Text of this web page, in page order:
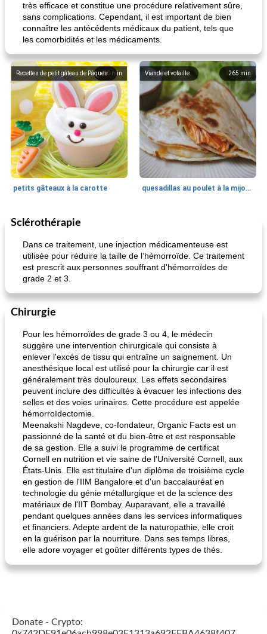
très efficace et constitue une procédure relativement sûre,
sans complications. Cependant, il est important de bien
connaître les antécédents médicaux du patient, tels que
les comorbidités et les médicaments.
80 min
Recettes de petit gâteau de Pâques
petits gâteaux à la carotte
265 min
Viande et volaille
quesadillas au poulet à la mijoteuse
frittata au poulet
Sclérothérapie
Dans ce traitement, une injection médicamenteuse est
utilisée pour réduire la taille de l’hémorroïde. Ce traitement
est prescrit aux personnes souffrant d'hémorroïdes de
grade 2 et 3.
Chirurgie
Pour les hémorroïdes de grade 3 ou 4, le médecin
suggère une intervention chirurgicale qui consiste à
enlever l'excès de tissu qui entraîne un saignement. Un
anesthésique local est utilisé pour la chirurgie car il est
généralement très douloureux. Les effets secondaires
peuvent inclure des difficultés à évacuer les infections des
selles et des voies urinaires. Cette procédure est appelée
hémorroïdectomie.
Meenakshi Nagdeve, co-fondateur, Organic Facts est un
passionné de la santé et du bien-être et est responsable
de sa gestion. Elle a suivi le programme de certificat
Cornell en nutrition et vie saine de l'Université Cornell, aux
États-Unis. Elle est titulaire d'un diplôme de troisième cycle
en gestion de l'IIM Bangalore et d'un baccalauréat en
technologie du génie métallurgique et de la science des
matériaux de l'IIT Bombay. Auparavant, elle a travaillé
pendant quelques années dans les services informatiques
et financiers. Adepte ardent de la naturopathie, elle croit
en la guérison par la nourriture. Dans ses temps libres,
elle adore voyager et goûter différents types de thés.
Donate - Crypto: